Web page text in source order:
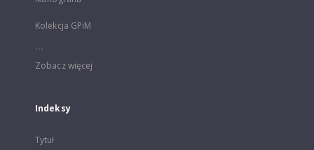
Kolekcja GPiM
...
Zobacz więcej
Indeksy
Tytuł